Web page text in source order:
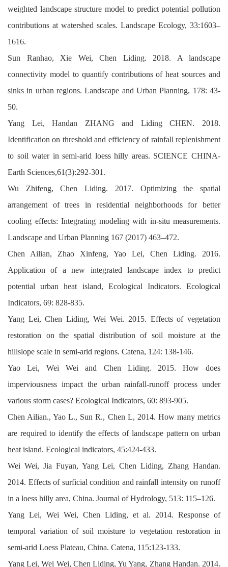
weighted landscape structure model to predict potential pollution
contributions at watershed scales. Landscape Ecology, 33:1603–
1616.
Sun Ranhao, Xie Wei, Chen Liding. 2018. A landscape
connectivity model to quantify contributions of heat sources and
sinks in urban regions. Landscape and Urban Planning, 178: 43-
50.
Yang Lei, Handan ZHANG and Liding CHEN. 2018.
Identification on threshold and efficiency of rainfall replenishment
to soil water in semi-arid loess hilly areas. SCIENCE CHINA-
Earth Sciences,61(3):292-301.
Wu Zhifeng, Chen Liding. 2017. Optimizing the spatial
arrangement of trees in residential neighborhoods for better
cooling effects: Integrating modeling with in-situ measurements.
Landscape and Urban Planning 167 (2017) 463–472.
Chen Ailian, Zhao Xinfeng, Yao Lei, Chen Liding. 2016.
Application of a new integrated landscape index to predict
potential urban heat island, Ecological Indicators. Ecological
Indicators, 69: 828-835.
Yang Lei, Chen Liding, Wei Wei. 2015. Effects of vegetation
restoration on the spatial distribution of soil moisture at the
hillslope scale in semi-arid regions. Catena, 124: 138-146.
Yao Lei, Wei Wei and Chen Liding. 2015. How does
imperviousness impact the urban rainfall-runoff process under
various storm cases? Ecological Indicators, 60: 893-905.
Chen Ailian., Yao L., Sun R., Chen L, 2014. How many metrics
are required to identify the effects of landscape pattern on urban
heat island. Ecological indicators, 45:424-433.
Wei Wei, Jia Fuyan, Yang Lei, Chen Liding, Zhang Handan.
2014. Effects of surficial condition and rainfall intensity on runoff
in a loess hilly area, China. Journal of Hydrology, 513: 115–126.
Yang Lei, Wei Wei, Chen Liding, et al. 2014. Response of
temporal variation of soil moisture to vegetation restoration in
semi-arid Loess Plateau, China. Catena, 115:123-133.
Yang Lei, Wei Wei, Chen Liding, Yu Yang, Zhang Handan. 2014.